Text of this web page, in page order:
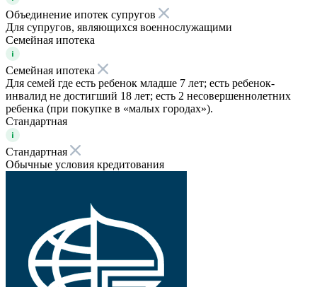
Объединение ипотек супругов
Для супругов, являющихся военнослужащими
Семейная ипотека
Семейная ипотека
Для семей где есть ребенок младше 7 лет; есть ребенок-
инвалид не достигший 18 лет; есть 2 несовершеннолетних
ребенка (при покупке в «малых городах»).
Стандартная
Стандартная
Обычные условия кредитования